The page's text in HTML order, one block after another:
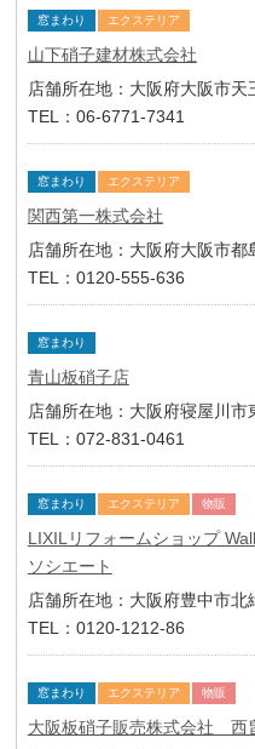
窓まわり エクステリア
山下硝子建材株式会社
店舗所在地：大阪府大阪市
TEL：06-6771-7341
窓まわり エクステリア
関西第一株式会社
店舗所在地：大阪府大阪市
TEL：0120-555-636
窓まわり
青山板硝子店
店舗所在地：大阪府寝屋川市
TEL：072-831-0461
窓まわり エクステリア 物販
LIXILリフォームショップ
ソシエート
店舗所在地：大阪府豊中市北
TEL：0120-1212-86
窓まわり エクステリア 物販
大阪板硝子販売株式会社 西